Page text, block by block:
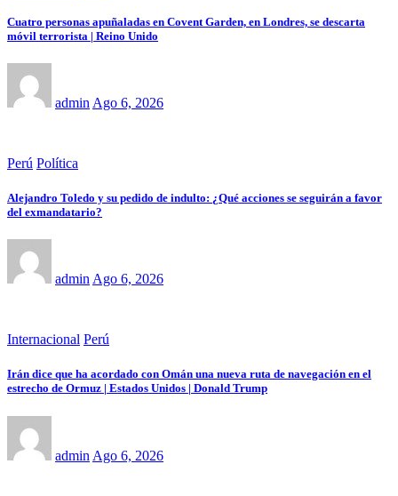
Cuatro personas apuñaladas en Covent Garden, en Londres, se descarta
móvil terrorista | Reino Unido
admin Ago 6, 2026
Perú Política
Alejandro Toledo y su pedido de indulto: ¿Qué acciones se seguirán a favor
del exmandatario?
admin Ago 6, 2026
Internacional Perú
Irán dice que ha acordado con Omán una nueva ruta de navegación en el
estrecho de Ormuz | Estados Unidos | Donald Trump
admin Ago 6, 2026